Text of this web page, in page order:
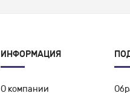
ИНФОРМАЦИЯ
О компании